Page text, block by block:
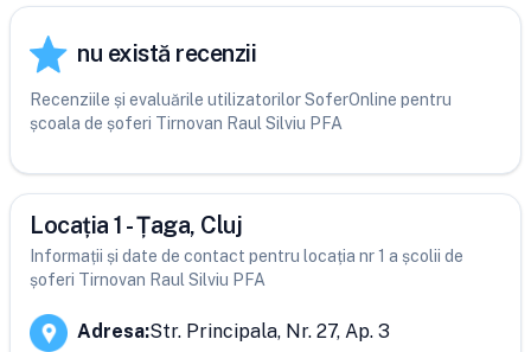
nu există recenzii
Recenziile și evaluările utilizatorilor SoferOnline pentru
școala de șoferi Tirnovan Raul Silviu PFA
Locația 1 - Țaga, Cluj
Informații și date de contact pentru locația nr 1 a școlii de
șoferi Tirnovan Raul Silviu PFA
Adresa:Str. Principala, Nr. 27, Ap. 3